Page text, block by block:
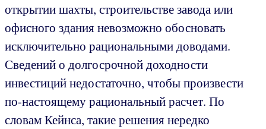
открытии шахты, строительстве завода или
офисного здания невозможно обосновать
исключительно рациональными доводами.
Сведений о долгосрочной доходности
инвестиций недостаточно, чтобы произвести
по-настоящему рациональный расчет. По
словам Кейнса, такие решения нередко